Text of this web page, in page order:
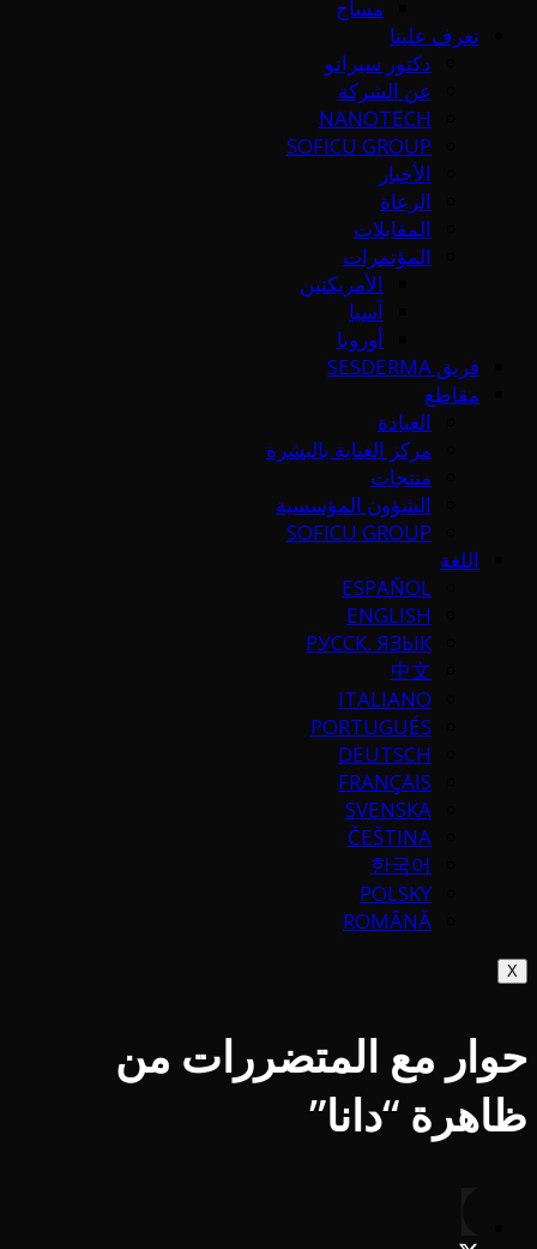
مساج
تعرف علينا
دكتور سيرانو
عن الشركة
NANOTECH
SOFICU GROUP
الأخبار
الرعاة
المقابلات
المؤتمرات
الأمريكتين
آسيا
أوروبا
فريق SESDERMA
مقاطع
العيادة
مركز العناية بالبشرة
منتجات
الشؤون المؤسسية
SOFICU GROUP
اللغة
ESPAÑOL
ENGLISH
РУССК. ЯЗЫК
中文
ITALIANO
PORTUGUÉS
DEUTSCH
FRANÇAIS
SVENSKA
ČEŠTINA
한국어
POLSKY
ROMÂNĂ
X
حوار مع المتضررات من
ظاهرة “دانا”